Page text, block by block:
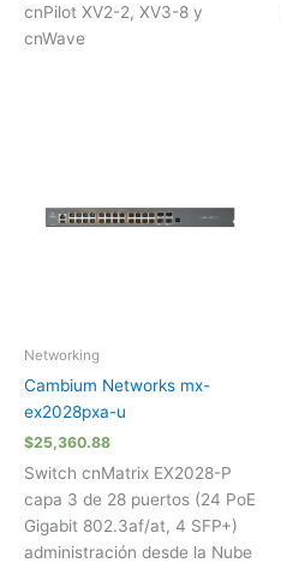
cnPilot XV2-2, XV3-8 y
cnWave
Networking
Cambium Networks mx-
ex2028pxa-u
$25,360.88
Switch cnMatrix EX2028-P
capa 3 de 28 puertos (24 PoE
Gigabit 802.3af/at, 4 SFP+)
administración desde la Nube